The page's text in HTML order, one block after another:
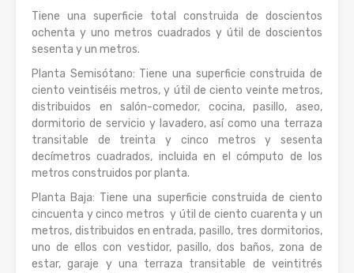
Tiene una superficie total construida de doscientos
ochenta y uno metros cuadrados y útil de doscientos
sesenta y un metros.
Planta Semisótano: Tiene una superficie construida de
ciento veintiséis metros, y útil de ciento veinte metros,
distribuidos en salón-comedor, cocina, pasillo, aseo,
dormitorio de servicio y lavadero, así como una terraza
transitable de treinta y cinco metros y sesenta
decímetros cuadrados, incluida en el cómputo de los
metros construidos por planta.
Planta Baja: Tiene una superficie construida de ciento
cincuenta y cinco metros y útil de ciento cuarenta y un
metros, distribuidos en entrada, pasillo, tres dormitorios,
uno de ellos con vestidor, pasillo, dos baños, zona de
estar, garaje y una terraza transitable de veintitrés